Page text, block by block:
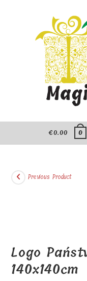
€0.00 0
Previous Product
Logo
140x140cm